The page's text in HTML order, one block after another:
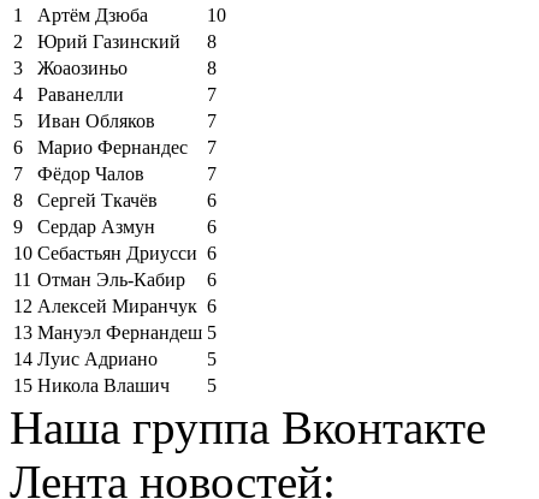
1
Артём Дзюба
10
2
Юрий Газинский
8
3
Жоаозиньо
8
4
Раванелли
7
5
Иван Обляков
7
6
Марио Фернандес
7
7
Фёдор Чалов
7
8
Сергей Ткачёв
6
9
Сердар Азмун
6
10 Себастьян Дриусси 6
11 Отман Эль-Кабир
6
12 Алексей Миранчук 6
13 Мануэл Фернандеш 5
14 Луис Адриано
5
15 Никола Влашич 5
Наша группа Вконтакте
Лента новостей: